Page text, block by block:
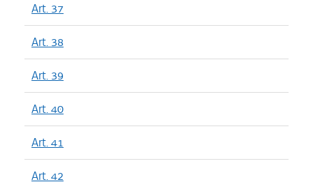
Art. 37
Art. 38
Art. 39
Art. 40
Art. 41
Art. 42